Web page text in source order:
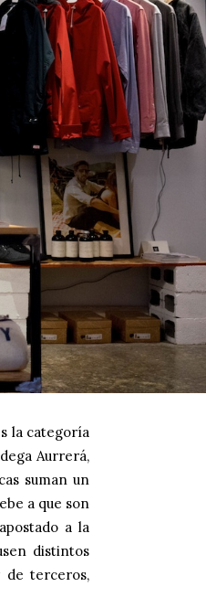
la categoría
Aurrerá,
suman un
a que son
a la
distintos
de terceros,